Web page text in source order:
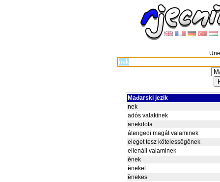
Mađarski jezik
nek
adós valakinek
anekdota
átengedi magát valaminek
eleget tesz kötelessěgěnek
ellenáll valaminek
ěnek
ěnekel
ěnekes